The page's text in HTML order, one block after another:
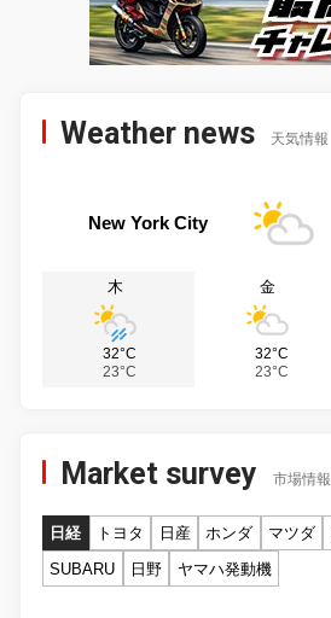
Weather news 天気情報
New York City
木
32°C
23°C
金
32°C
23°C
Market survey 市場情報
日経 トヨタ 日産 ホンダ マツダ
SUBARU
日野 ヤマハ発動機